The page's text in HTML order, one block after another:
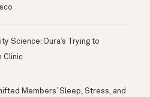
Science: Oura’s Trying to
Clinic
Members’ Sleep, Stress, and